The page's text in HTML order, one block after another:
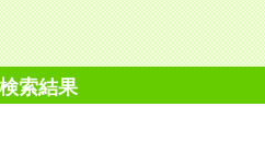
検索結果